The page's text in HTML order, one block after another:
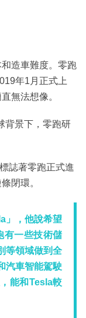
造車難度。零跑
年1月正式上
無法想像。
背景下，零跑研
誌著零跑正式進
閉環。
」，他說希望
有一些技術儲
等領域做到全
汽車智能駕駛
能和Tesla較